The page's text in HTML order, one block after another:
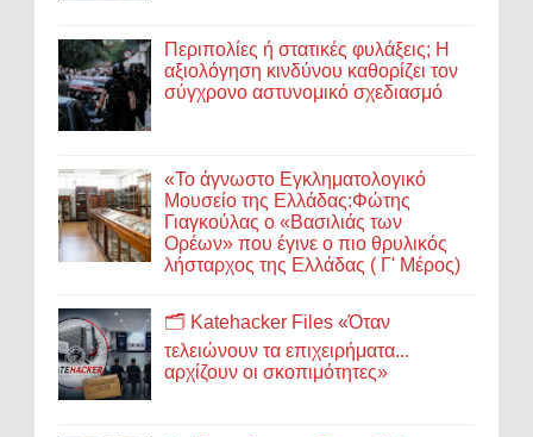
Περιπολίες ή στατικές φυλάξεις; Η
αξιολόγηση κινδύνου καθορίζει τον
σύγχρονο αστυνομικό σχεδιασμό
«Το άγνωστο Εγκληματολογικό
Μουσείο της Ελλάδας:Φώτης
Γιαγκούλας ο «Βασιλιάς των
Ορέων» που έγινε ο πιο θρυλικός
λήσταρχος της Ελλάδας ( Γ' Μέρος)
🗂️ Katehacker Files «Όταν
τελειώνουν τα επιχειρήματα...
αρχίζουν οι σκοπιμότητες»